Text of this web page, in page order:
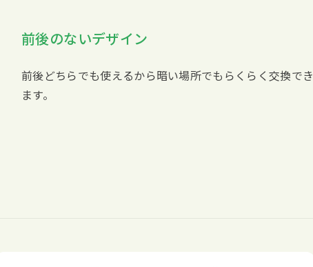
前後のないデザイン
前後どちらでも使えるから暗い場所でもらくらく交換でき
ます。